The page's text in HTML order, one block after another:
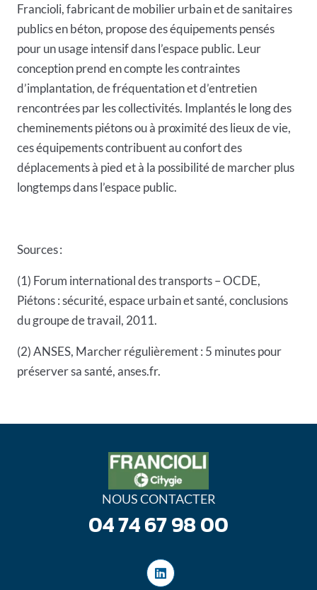
Francioli, fabricant de mobilier urbain et de sanitaires
publics en béton, propose des équipements pensés
pour un usage intensif dans l’espace public. Leur
conception prend en compte les contraintes
d’implantation, de fréquentation et d’entretien
rencontrées par les collectivités. Implantés le long des
cheminements piétons ou à proximité des lieux de vie,
ces équipementscontribuent au confort des
déplacements à pied et à la possibilité de marcher plus
longtemps dans l’espace public.
Sources :
(1) Forum international des transports – OCDE,
Piétons : sécurité, espace urbain et santé, conclusions
du groupe de travail, 2011.
(2) ANSES, Marcher régulièrement : 5 minutes pour
préserver sa santé, anses.fr.
NOUS CONTACTER
04 74 67 98 00